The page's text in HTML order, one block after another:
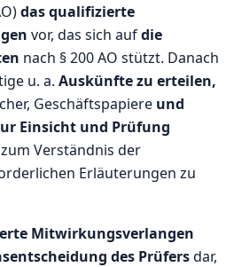
das qualifizierte
vor, das sich aufdie
nach § 200 AO stützt. Danach
u. a.Auskünfte zu erteilen,
Geschäftspapiere und
Einsicht und Prüfung
Verständnis der
Erläuterungen zu
Mitwirkungsverlangen
des Prüfersdar,